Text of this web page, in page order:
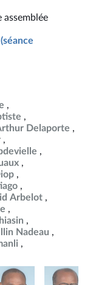
assemblée
Delaporte
Arbelot
Nadeau